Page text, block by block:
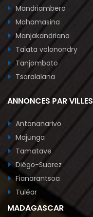
Mandriambero
Mahamasina
Manjakandriana
Talata volonondry
Tanjombato
Tsaralalana
ANNONCES PAR VILLES
Antananarivo
Majunga
Tamatave
Diégo-Suarez
Fianarantsoa
Tuléar
MADAGASCAR